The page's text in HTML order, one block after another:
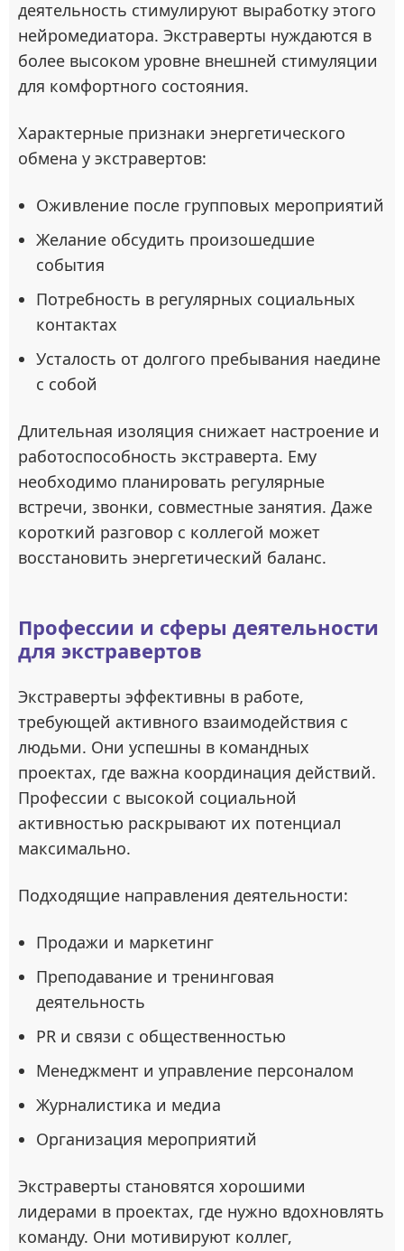
деятельность стимулируют выработку этого
нейромедиатора. Экстраверты нуждаются в
более высоком уровне внешней стимуляции
для комфортного состояния.
Характерные признаки энергетического
обмена у экстравертов:
Оживление после групповых мероприятий
Желание обсудить произошедшие
события
Потребность в регулярных социальных
контактах
Усталость от долгого пребывания наедине
с собой
Длительная изоляция снижает настроение и
работоспособность экстраверта. Ему
необходимо планировать регулярные
встречи, звонки, совместные занятия. Даже
короткий разговор с коллегой может
восстановить энергетический баланс.
Профессии и сферы деятельности
для экстравертов
Экстраверты эффективны в работе,
требующей активного взаимодействия с
людьми. Они успешны в командных
проектах, где важна координация действий.
Профессии с высокой социальной
активностью раскрывают их потенциал
максимально.
Подходящие направления деятельности:
Продажи и маркетинг
Преподавание и тренинговая
деятельность
PR и связи с общественностью
Менеджмент и управление персоналом
Журналистика и медиа
Организация мероприятий
Экстраверты становятся хорошими
лидерами в проектах, где нужно вдохновлять
команду. Они мотивируют коллег,